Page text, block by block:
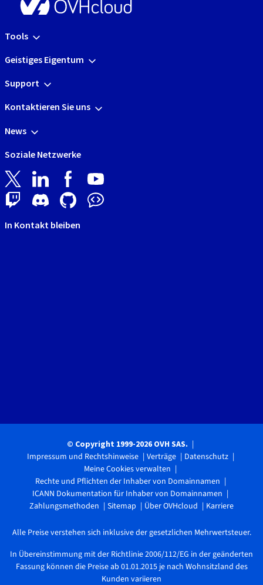
Tools
Geistiges Eigentum
Support
Kontaktieren Sie uns
News
Soziale Netzwerke
In Kontakt bleiben
© Copyright 1999-2026 OVH SAS.
Impressum und Rechtshinweise Verträge
Datenschutz
Meine Cookies verwalten
Rechte und Pflichten der Inhaber von Domainnamen
ICANN Dokumentation für Inhaber von Domainnamen
Zahlungsmethoden
Sitemap Über OVHcloud Karriere
Alle Preise verstehen sich inklusive der gesetzlichen Mehrwertsteuer.
In Übereinstimmung mit der Richtlinie 2006/112/EG in der geänderten
Fassung können die Preise ab 01.01.2015 je nach Wohnsitzland des
Kunden variieren